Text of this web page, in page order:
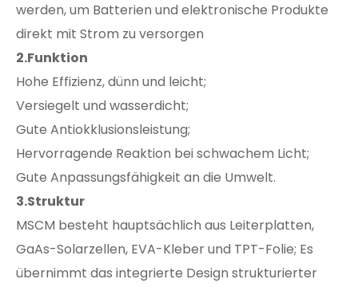
werden, um Batterien und elektronische Produkte
direkt mit Strom zu versorgen
2.Funktion
Hohe Effizienz, dünn und leicht;
Versiegelt und wasserdicht;
Gute Antiokklusionsleistung;
Hervorragende Reaktion bei schwachem Licht;
Gute Anpassungsfähigkeit an die Umwelt.
3.Struktur
MSCM besteht hauptsächlich aus Leiterplatten,
GaAs-Solarzellen, EVA-Kleber und TPT-Folie; Es
übernimmt das integrierte Design strukturierter